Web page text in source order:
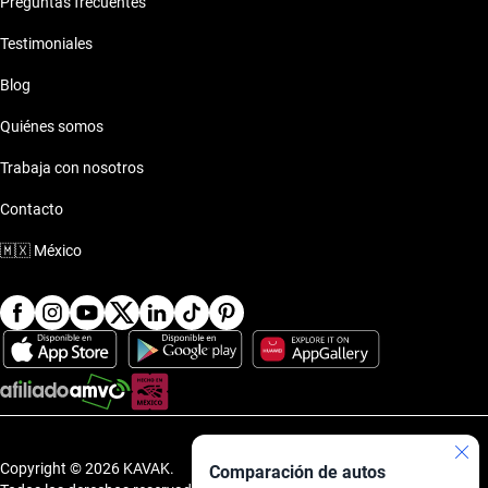
Comparación de autos
Testimoniales
Blog
Quiénes somos
Trabaja con nosotros
Contacto
🇲🇽 México
Copyright © 2026 KAVAK.